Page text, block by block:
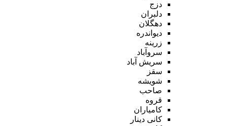
دزج
دلبران
دهگلان
دیواندره
زرینه
سروآباد
سریش آباد
سقز
شویشه
صاحب
قروه
کامیاران
کانی دینار